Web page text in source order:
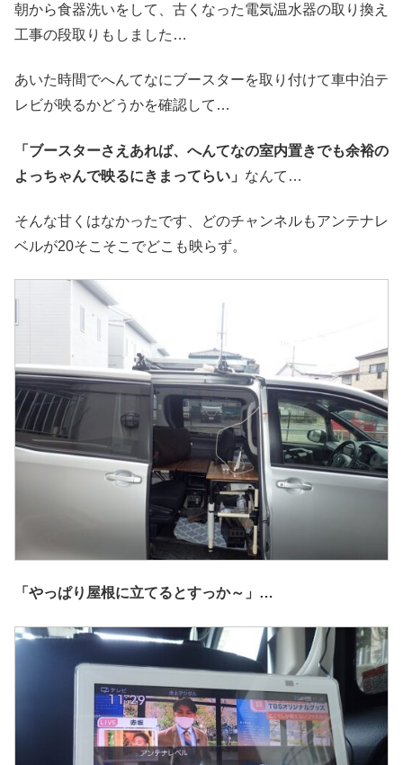
朝から食器洗いをして、古くなった電気温水器の取り換え
工事の段取りもしました…
あいた時間でへんてなにブースターを取り付けて車中泊テ
レビが映るかどうかを確認して…
「ブースターさえあれば、へんてなの室内置きでも余裕の
よっちゃんで映るにきまってらい」 なんて…
そんな甘くはなかったです、どのチャンネルもアンテナレ
ベルが20そこそこでどこも映らず。
「やっぱり屋根に立てるとすっか～」…